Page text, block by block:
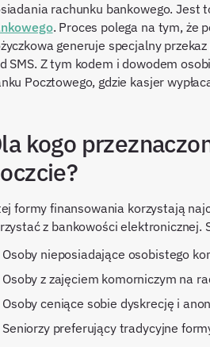
rachunku bankowego. Jest
. Proces polega na tym, że
generuje specjalny
SMS. Z tym kodem i dowodem
Pocztowego, gdzie kasjer
kogo
formy finansowania korzystają
z bankowości elektronicznej.
Osoby nieposiadające osobistego
Osoby z zajęciem komorniczym na
Osoby ceniące sobie dyskrecję i
Seniorzy preferujący tradycyjne